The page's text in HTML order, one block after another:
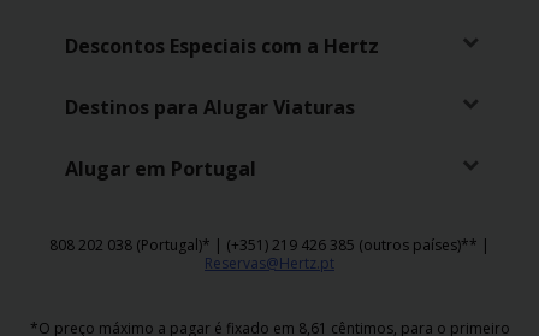
Descontos Especiais com a Hertz
Destinos para Alugar Viaturas
Alugar em Portugal
808 202 038 (Portugal)* | (+351) 219 426 385 (outros países)** |
Reservas@Hertz.pt
*O preço máximo a pagar é fixado em 8,61 cêntimos, para o primeiro